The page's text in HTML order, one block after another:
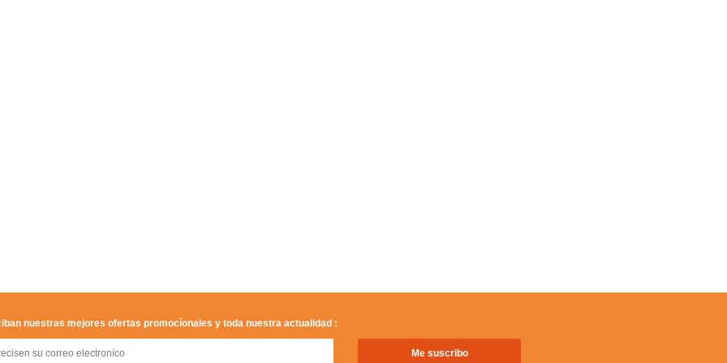
nuestras mejores ofertas promocíonales y toda nuestra actualidad :